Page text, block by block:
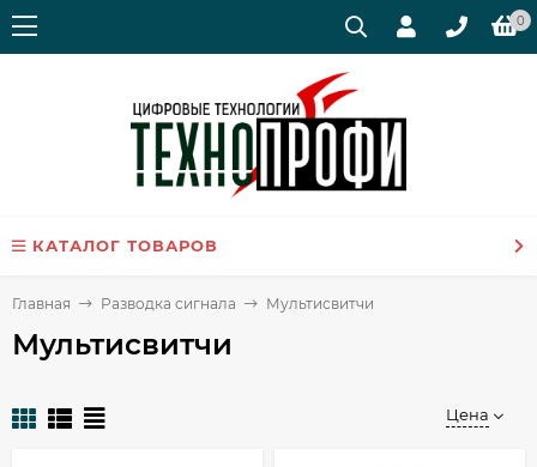
0
КАТАЛОГ ТОВАРОВ
Главная Разводка сигнала Мультисвитчи
Мультисвитчи
Цена